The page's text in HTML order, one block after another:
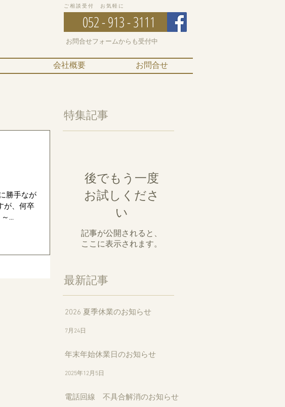
ご相談受付 お気軽に
052 - 913 - 3111
お問合せフォームからも受付中
会社概要 お問合せ
が、何卒
（木） ～...
特集記事
後でもう一度
お試しくださ
い
記事が公開されると、
ここに表示されます。
最新記事
2026 夏季休業のお知らせ
7月24日
年末年始休業日のお知らせ
2025年12月5日
電話回線 不具合解消のお知らせ